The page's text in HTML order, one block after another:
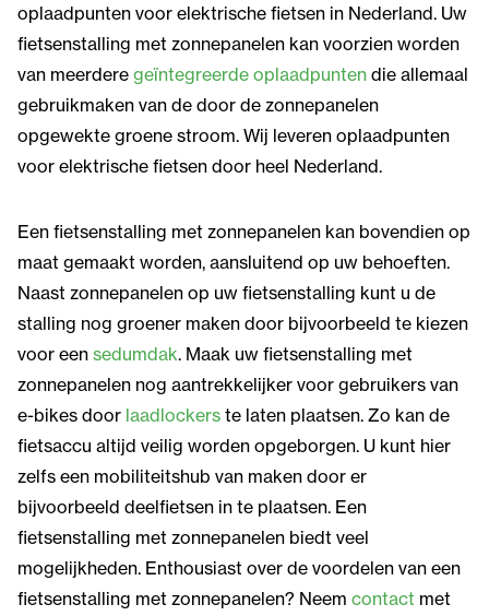
oplaadpunten voor elektrische fietsen in Nederland. Uw
fietsenstalling met zonnepanelen kan voorzien worden
van meerdere geïntegreerde oplaadpunten die allemaal
gebruikmaken van de door de zonnepanelen
opgewekte groene stroom. Wij leveren oplaadpunten
voor elektrische fietsen door heel Nederland.
Een fietsenstalling met zonnepanelen kan bovendien op
maat gemaakt worden, aansluitend op uw behoeften.
Naast zonnepanelen op uw fietsenstalling kunt u de
stalling nog groener maken door bijvoorbeeld te kiezen
voor een sedumdak. Maak uw fietsenstalling met
zonnepanelen nog aantrekkelijker voor gebruikers van
e-bikes door laadlockers te laten plaatsen. Zo kan de
fietsaccu altijd veilig worden opgeborgen. U kunt hier
zelfs een mobiliteitshub van maken door er
bijvoorbeeld deelfietsen in te plaatsen. Een
fietsenstalling met zonnepanelen biedt veel
mogelijkheden. Enthousiast over de voordelen van een
fietsenstalling met zonnepanelen? Neem contact met